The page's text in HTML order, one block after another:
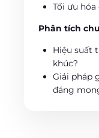
Tối ưu
Phân tích
Hiệu suất
khúc?
Giải pháp
đáng